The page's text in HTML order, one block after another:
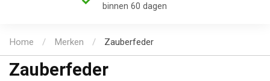
binnen 60 dagen
Home / Merken / Zauberfeder
Zauberfeder